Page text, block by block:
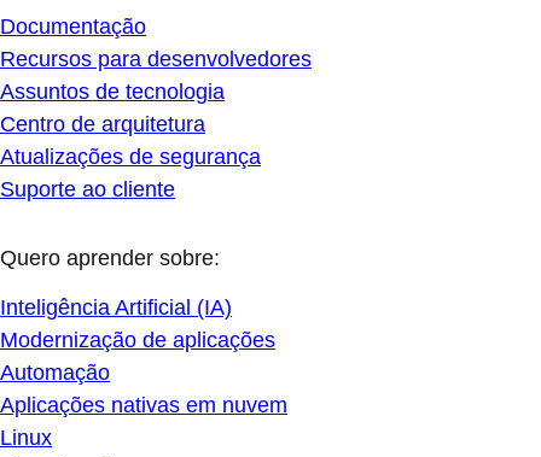
Documentação
Recursos para desenvolvedores
Assuntos de tecnologia
Centro de arquitetura
Atualizações de segurança
Suporte ao cliente
Quero aprender sobre:
Inteligência Artificial (IA)
Modernização de aplicações
Automação
Aplicações nativas em nuvem
Linux